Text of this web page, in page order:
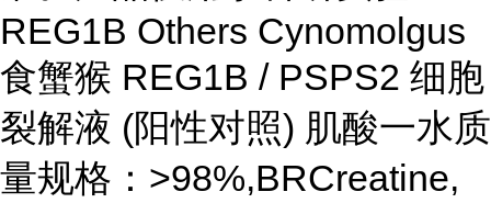
REG1B Others Cynomolgus
食蟹猴 REG1B / PSPS2 细胞
裂解液 (阳性对照) 肌酸一水质
量规格：>98%,BRCreatine,